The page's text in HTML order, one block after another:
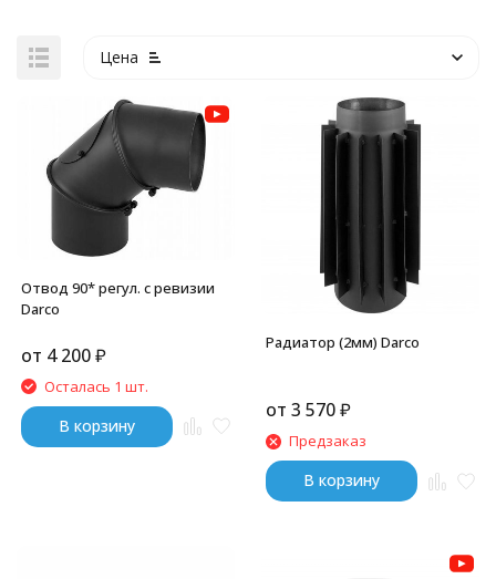
Цена
Отвод 90* регул. c ревизии
Darco
от 4 200₽
Осталась 1 шт.
В корзину
Радиатор (2мм) Darco
от 3 570₽
Предзаказ
В корзину